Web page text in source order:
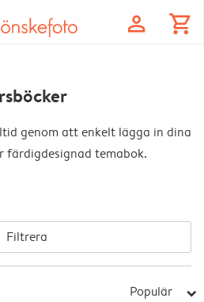
profile shopping_cart
genom att enkelt lägga in dina
färdigdesignad temabok.
Filtrera
Populär arrow_right